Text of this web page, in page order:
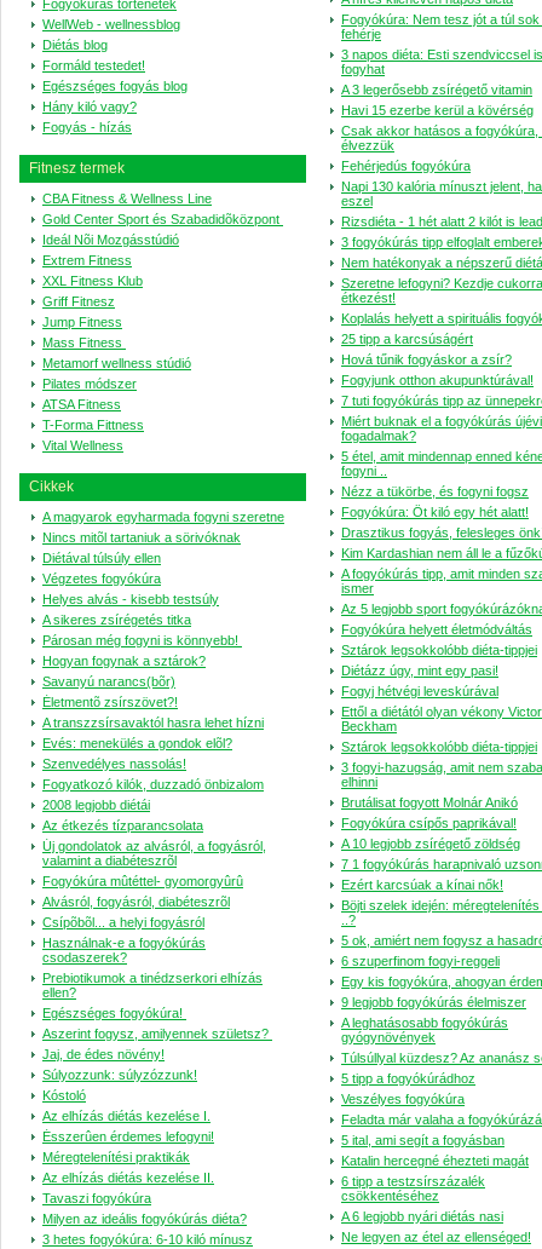
Fogyókúrás történetek
WellWeb - wellnessblog
Diétás blog
Formáld testedet!
Egészséges fogyás blog
Hány kiló vagy?
Fogyás - hízás
Fitnesz termek
CBA Fitness & Wellness Line
Gold Center Sport és Szabadidõközpont
Ideál Nõi Mozgásstúdió
Extrem Fitness
XXL Fitness Klub
Griff Fitnesz
Jump Fitness
Mass Fitness
Metamorf wellness stúdió
Pilates módszer
ATSA Fitness
T-Forma Fittness
Vital Wellness
Cikkek
A magyarok egyharmada fogyni szeretne
Nincs mitõl tartaniuk a sörivóknak
Diétával túlsúly ellen
Végzetes fogyókúra
Helyes alvás - kisebb testsúly
A sikeres zsírégetés titka
Párosan még fogyni is könnyebb!
Hogyan fogynak a sztárok?
Savanyú narancs(bõr)
Életmentõ zsírszövet?!
A transzzsírsavaktól hasra lehet hízni
Evés: menekülés a gondok elõl?
Szenvedélyes nassolás!
Fogyatkozó kilók, duzzadó önbizalom
2008 legjobb diétái
Az étkezés tízparancsolata
Új gondolatok az alvásról, a fogyásról,
valamint a diabéteszrõl
Fogyókúra mûtéttel- gyomorgyûrû
Alvásról, fogyásról, diabéteszrõl
Csípõbõl... a helyi fogyásról
Használnak-e a fogyókúrás
csodaszerek?
Prebiotikumok a tinédzserkori elhízás
ellen?
Egészséges fogyókúra!
Aszerint fogysz, amilyennek születsz?
Jaj, de édes növény!
Súlyozzunk: súlyzózzunk!
Kóstoló
Az elhízás diétás kezelése I.
Ésszerûen érdemes lefogyni!
Méregtelenítési praktikák
Az elhízás diétás kezelése II.
Tavaszi fogyókúra
Milyen az ideális fogyókúrás diéta?
3 hetes fogyókúra: 6-10 kiló mínusz
Fogyókúra: Nem tesz jót a túl sok
fehérje
3 napos diéta: Esti szendviccsel is
fogyhat
A 3 legerősebb zsírégető vitamin
Havi 15 ezerbe kerül a kövérség
Csak akkor hatásos a fogyókúra,
élvezzük
Fehérjedús fogyókúra
Napi 130 kalória mínuszt jelent,
eszel
Rizsdiéta - 1 hét alatt 2 kilót is
3 fogyókúrás tipp elfoglalt
Nem hatékonyak a népszerű
Szeretne lefogyni? Kezdje
étkezést!
Koplalás helyett a spirituális
25 tipp a karcsúságért
Hová tűnik fogyáskor a zsír?
Fogyjunk otthon akupunktúrával!
7 tuti fogyókúrás tipp az
Miért buknak el a fogyókúrás újévi
fogadalmak?
5 étel, amit mindennap enned
fogyni ..
Nézz a tükörbe, és fogyni fogsz
Fogyókúra: Öt kiló egy hét alatt!
Drasztikus fogyás, felesleges
Kim Kardashian nem áll le a
A fogyókúrás tipp, amit minden
ismer
Az 5 legjobb sport
Fogyókúra helyett életmódváltás
Sztárok legsokkolóbb diéta-tippjei
Diétázz úgy, mint egy pasi!
Fogyj hétvégi leveskúrával
Ettől a diétától olyan vékony
Beckham
Sztárok legsokkolóbb diéta-tippjei
3 fogyi-hazugság, amit nem
elhinni
Brutálisat fogyott Molnár Anikó
Fogyókúra csípős paprikával!
A 10 legjobb zsírégető zöldség
7 1 fogyókúrás harapnivaló
Ezért karcsúak a kínai nők!
Böjti szelek idején:
..?
5 ok, amiért nem fogysz a
6 szuperfinom fogyi-reggeli
Egy kis fogyókúra, ahogyan
9 legjobb fogyókúrás élelmiszer
A leghatásosabb fogyókúrás
gyógynövények
Túlsúllyal küzdesz? Az ananász
5 tipp a fogyókúrádhoz
Veszélyes fogyókúra
Feladta már valaha a
5 ital, ami segít a fogyásban
Katalin hercegné éhezteti magát
6 tipp a testzsírszázalék
csökkentéséhez
A 6 legjobb nyári diétás nasi
Ne legyen az étel az ellenséged!